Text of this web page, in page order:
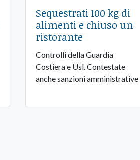
Sequestrati 100 kg di
alimenti e chiuso un
ristorante
Controlli della Guardia
Costiera e Usl. Contestate
anche sanzioni amministrative